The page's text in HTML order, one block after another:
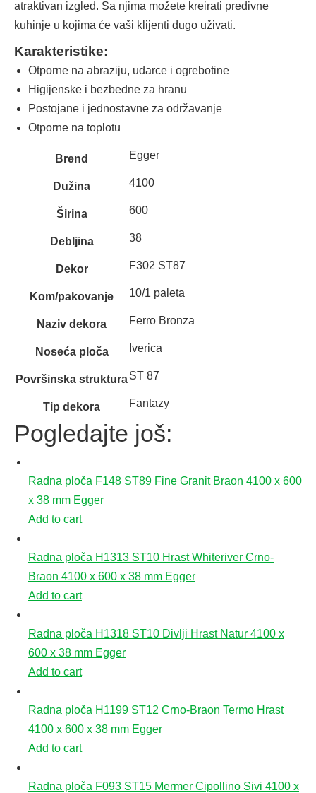
atraktivan izgled. Sa njima možete kreirati predivne
kuhinje u kojima će vaši klijenti dugo uživati.
Karakteristike:
Otporne na abraziju, udarce i ogrebotine
Higijenske i bezbedne za hranu
Postojane i jednostavne za održavanje
Otporne na toplotu
Brend Egger
Dužina 4100
Širina 600
Debljina 38
Dekor F302 ST87
Kom/pakovanje 10/1 paleta
Naziv dekora Ferro Bronza
Noseća ploča Iverica
Površinska strukturaST 87
Tip dekora Fantazy
Pogledajte još:
Radna ploča F148 ST89 Fine Granit Braon 4100 x 600
x 38 mm Egger
Add to cart
Radna ploča H1313 ST10 Hrast Whiteriver Crno-
Braon 4100 x 600 x 38 mm Egger
Add to cart
Radna ploča H1318 ST10 Divlji Hrast Natur 4100 x
600 x 38 mm Egger
Add to cart
Radna ploča H1199 ST12 Crno-Braon Termo Hrast
4100 x 600 x 38 mm Egger
Add to cart
Radna ploča F093 ST15 Mermer Cipollino Sivi 4100 x